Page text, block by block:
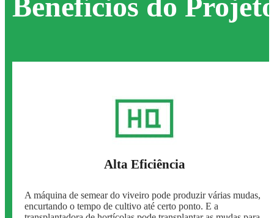
Alta Eficiência
A máquina de semear do viveiro pode produzir várias mudas,
encurtando o tempo de cultivo até certo ponto. E a